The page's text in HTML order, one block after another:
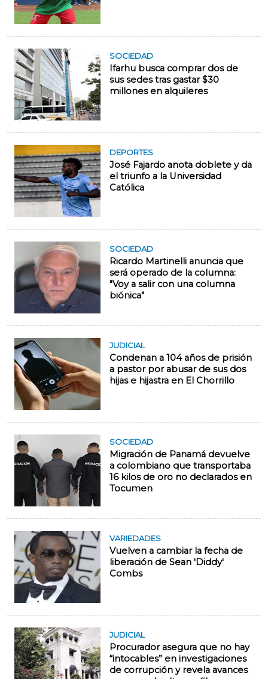
SOCIEDAD
Ifarhu busca comprar dos de
sus sedes tras gastar $30
millones en alquileres
DEPORTES
José Fajardo anota doblete y da
el triunfo a la Universidad
Católica
SOCIEDAD
Ricardo Martinelli anuncia que
será operado de la columna:
"Voy a salir con una columna
biónica"
JUDICIAL
Condenan a 104 años de prisión
a pastor por abusar de sus dos
hijas e hijastra en El Chorrillo
SOCIEDAD
Migración de Panamá devuelve
a colombiano que transportaba
16 kilos de oro no declarados en
Tocumen
VARIEDADES
Vuelven a cambiar la fecha de
liberación de Sean 'Diddy'
Combs
JUDICIAL
Procurador asegura que no hay
“intocables” en investigaciones
de corrupción y revela avances